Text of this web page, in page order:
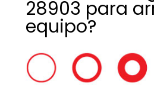
28903 para
equipo?